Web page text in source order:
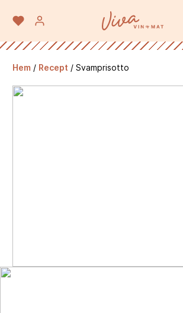
Hem / Recept / Svamprisotto